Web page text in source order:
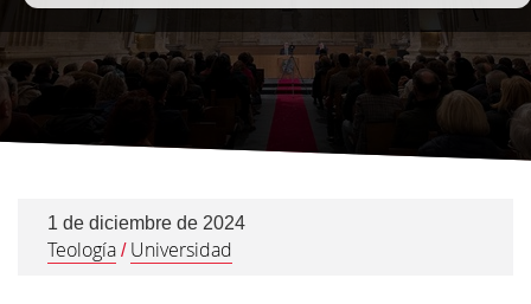
1 de diciembre de 2024
Teología / Universidad